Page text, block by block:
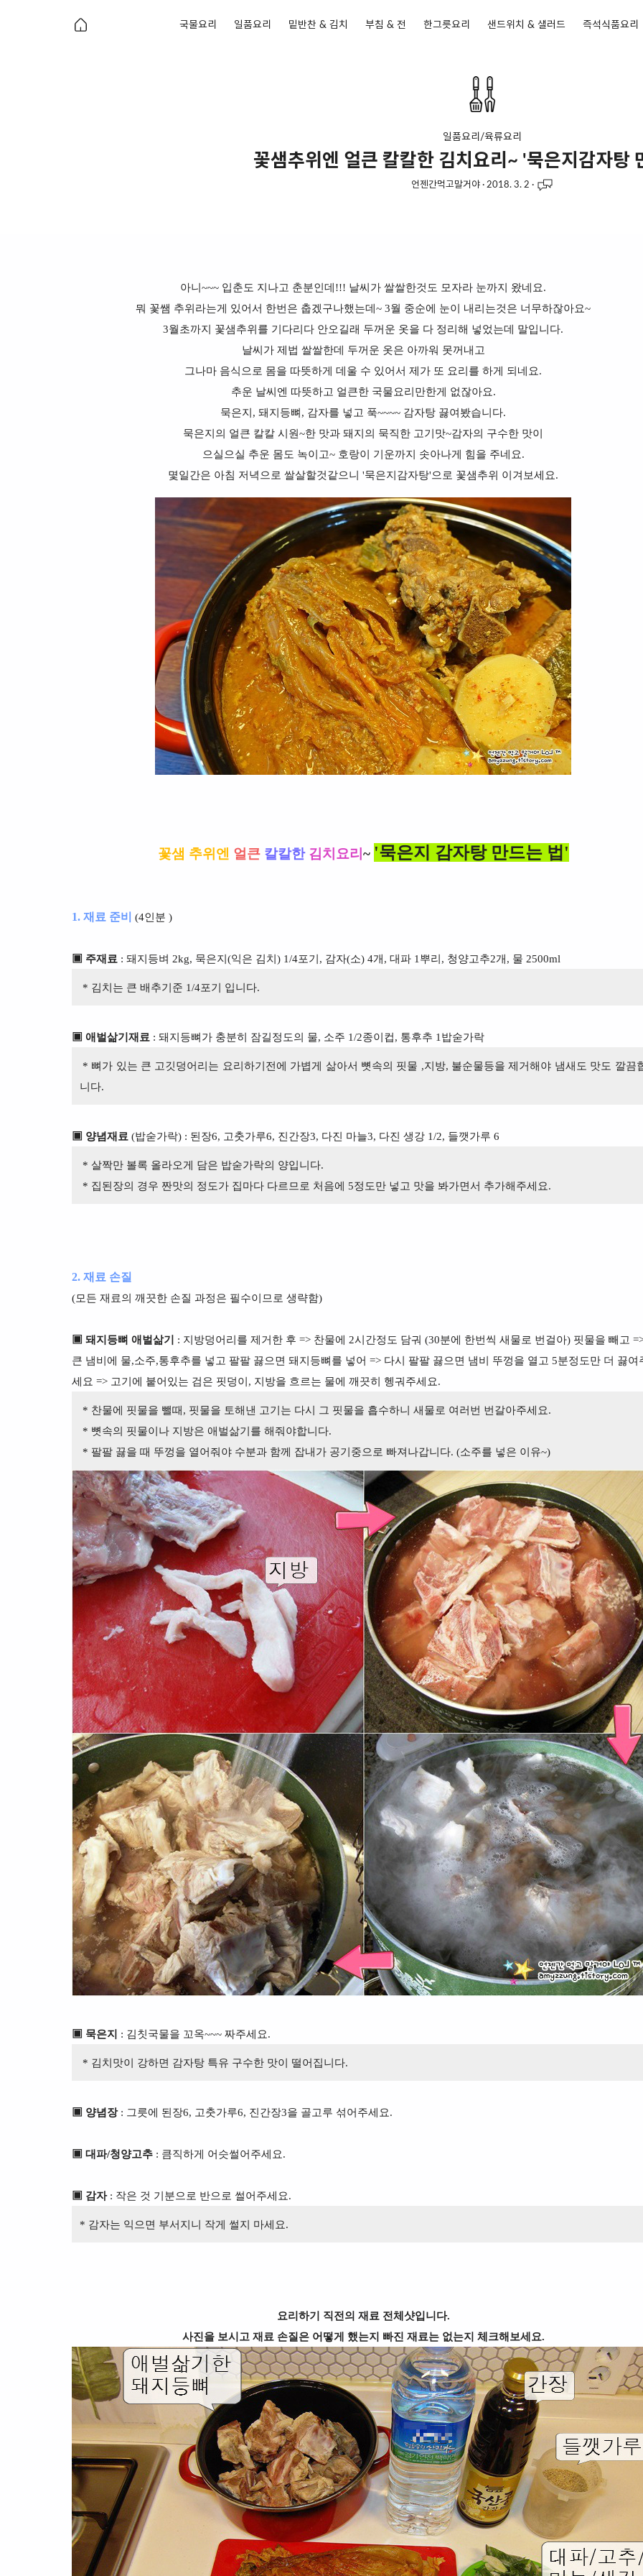
국물요리 일품요리 밑반찬 & 김치 부침 & 전 한그릇요리 샌드위치 & 샐러드 즉석식품요리
일품요리/육류요리
꽃샘추위엔 얼큰 칼칼한 김치요리~ '묵은지감자탕
언젠간먹고말거야· 2018. 3. 2 ·
아니~~~ 입춘도 지나고 춘분인데!!! 날씨가 쌀쌀한것도 모자라 눈까지 왔네요.
뭐 꽃쌤 추위라는게 있어서 한번은 춥겠구나했는데~ 3월 중순에 눈이 내리는것은 너무하잖아요~
3월초까지 꽃샘추위를 기다리다 안오길래 두꺼운 옷을 다 정리해 넣었는데 말입니다.
날씨가 제법 쌀쌀한데 두꺼운 옷은 아까워 못꺼내고
그나마 음식으로 몸을 따뜻하게 데울 수 있어서 제가 또 요리를 하게 되네요.
추운 날씨엔 따뜻하고 얼큰한 국물요리만한게 없잖아요.
묵은지, 돼지등뼈, 감자를 넣고 푹~~~~ 감자탕 끓여봤습니다.
묵은지의 얼큰 칼칼 시원~한 맛과 돼지의 묵직한 고기맛~감자의 구수한 맛이
으실으실 추운 몸도 녹이고~ 호랑이 기운까지 솟아나게 힘을 주네요.
몇일간은 아침 저녁으로 쌀살할것같으니 '묵은지감자탕'으로 꽃샘추위 이겨보세요.
꽃샘 추위엔 얼큰 칼칼한 김치요리 ~ '묵은지 감자탕 만드는 법'
1. 재료 준비 (4인분 )
▣ 주재료 : 돼지등벼 2kg, 묵은지(익은 김치) 1/4포기, 감자(소) 4개, 대파 1뿌리, 청양고추2개, 물 2500ml
* 김치는 큰 배추기준 1/4포기 입니다.
▣ 애벌삶기재료 : 돼지등뼈가 충분히 잠길정도의 물, 소주 1/2종이컵, 통후추 1밥숟가락
* 뼈가 있는 큰 고깃덩어리는 요리하기전에 가볍게 삶아서 뼛속의 핏물 ,지방, 불순물등을 제거해야 냄새도 맛도 깔끔
니다.
▣ 양념재료 (밥숟가락) : 된장6, 고춧가루6, 진간장3, 다진 마늘3, 다진 생강 1/2, 들깻가루 6
* 살짝만 볼록 올라오게 담은 밥숟가락의 양입니다.
* 집된장의 경우 짠맛의 정도가 집마다 다르므로 처음에 5정도만 넣고 맛을 봐가면서 추가해주세요.
2. 재료 손질
(모든 재료의 깨끗한 손질 과정은 필수이므로 생략함)
▣ 돼지등뼈 애벌삶기 : 지방덩어리를 제거한 후 => 찬물에 2시간정도 담궈 (30분에 한번씩 새물로 번걸아)핏물을 빼고
큰 냄비에 물,소주,통후추를 넣고 팔팔 끓으면 돼지등뼈를 넣어 => 다시 팔팔 끓으면 냄비 뚜껑을 열고 5분정도만 더 끓여
세요 => 고기에 붙어있는 검은 핏덩이, 지방을 흐르는 물에 깨끗히 헹궈주세요.
* 찬물에 핏물을 뺄때, 핏물을 토해낸 고기는 다시 그 핏물을 흡수하니 새물로 여러번 번갈아주세요.
* 뼛속의 핏물이나 지방은 애벌삶기를 해줘야합니다.
* 팔팔 끓을 때 뚜껑을 열어줘야 수분과 함께 잡내가 공기중으로 빠져나갑니다. (소주를 넣은 이유~)
▣ 묵은지 : 김칫국물을 꼬옥~~~ 짜주세요.
* 김치맛이 강하면 감자탕 특유 구수한 맛이 떨어집니다.
▣ 양념장: 그릇에 된장6, 고춧가루6, 진간장3을 골고루 섞어주세요.
▣ 대파/청양고추 : 큼직하게 어슷썰어주세요.
▣ 감자: 작은 것 기분으로 반으로 썰어주세요.
* 감자는 익으면 부서지니 작게 썰지 마세요.
요리하기 직전의 재료 전체샷입니다.
사진을 보시고 재료 손질은 어떻게 했는지 빠진 재료는 없는지 체크해보세요.